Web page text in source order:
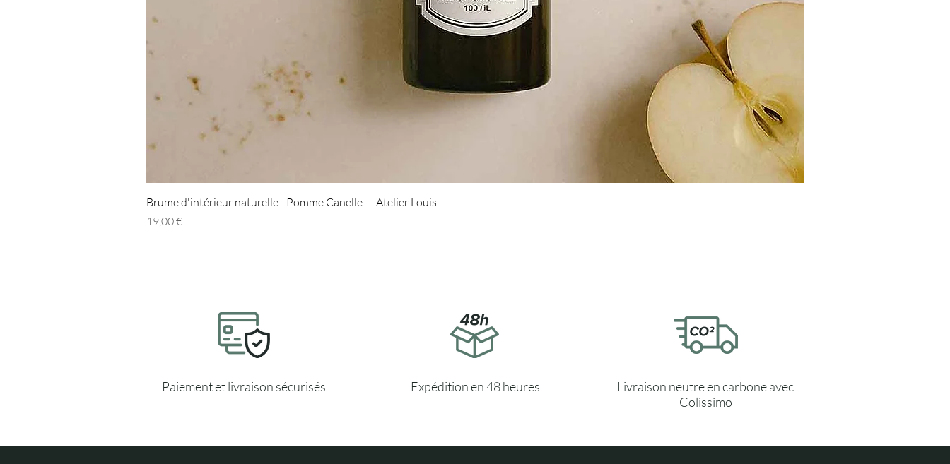
Brume d'intérieur naturelle - Pomme Canelle — Atelier Louis
Prix
19,00 €
Paiement et livraison sécurisés Expédition en 48 heures
Livraison neutre en carbone avec
Colissimo